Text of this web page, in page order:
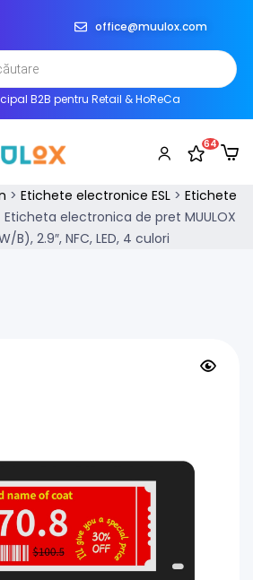
office@muulox.com
B2B pentru Retail & HoReCa
64
> Etichete electronice ESL > Etichete
Eticheta electronica de pret MUULOX
B), 2.9″, NFC, LED, 4 culori